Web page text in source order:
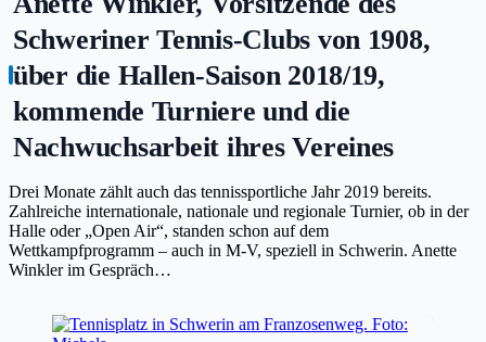
Schweriner Tennis-Clubs von 1908,
über die Hallen-Saison 2018/19,
kommende Turniere und die
Nachwuchsarbeit ihres Vereines
Drei Monate zählt auch das tennissportliche Jahr 2019 bereits.
Zahlreiche internationale, nationale und regionale Turnier, ob in der
Halle oder „Open Air“, standen schon auf dem
Wettkampfprogramm – auch in M-V, speziell in Schwerin. Anette
Winkler im Gespräch…